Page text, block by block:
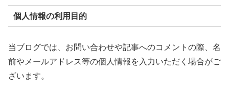
個人情報の利用目的
当ブログでは、お問い合わせや記事へのコメントの際、名
前やメールアドレス等の個人情報を入力いただく場合がご
ざいます。